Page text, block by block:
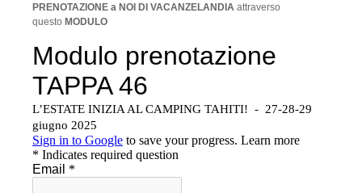
PRENOTAZIONE a NOI DI VACANZELANDIA attraverso
questo MODULO